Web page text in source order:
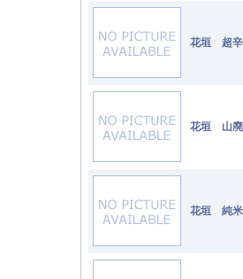
花垣 超
花垣 山
花垣 純